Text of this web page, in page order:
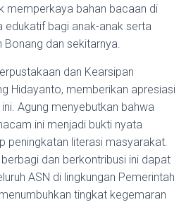
memperkaya bahan bacaan di
edukatif bagi anak-anak serta
dan sekitarnya.
dan Kearsipan
Hidayanto, memberikan apresiasi
Agung menyebutkan bahwa
ini menjadi bukti nyata
peningkatan literasi masyarakat.
dan berkontribusi ini dapat
ASN di lingkungan Pemerintah
tingkat kegemaran